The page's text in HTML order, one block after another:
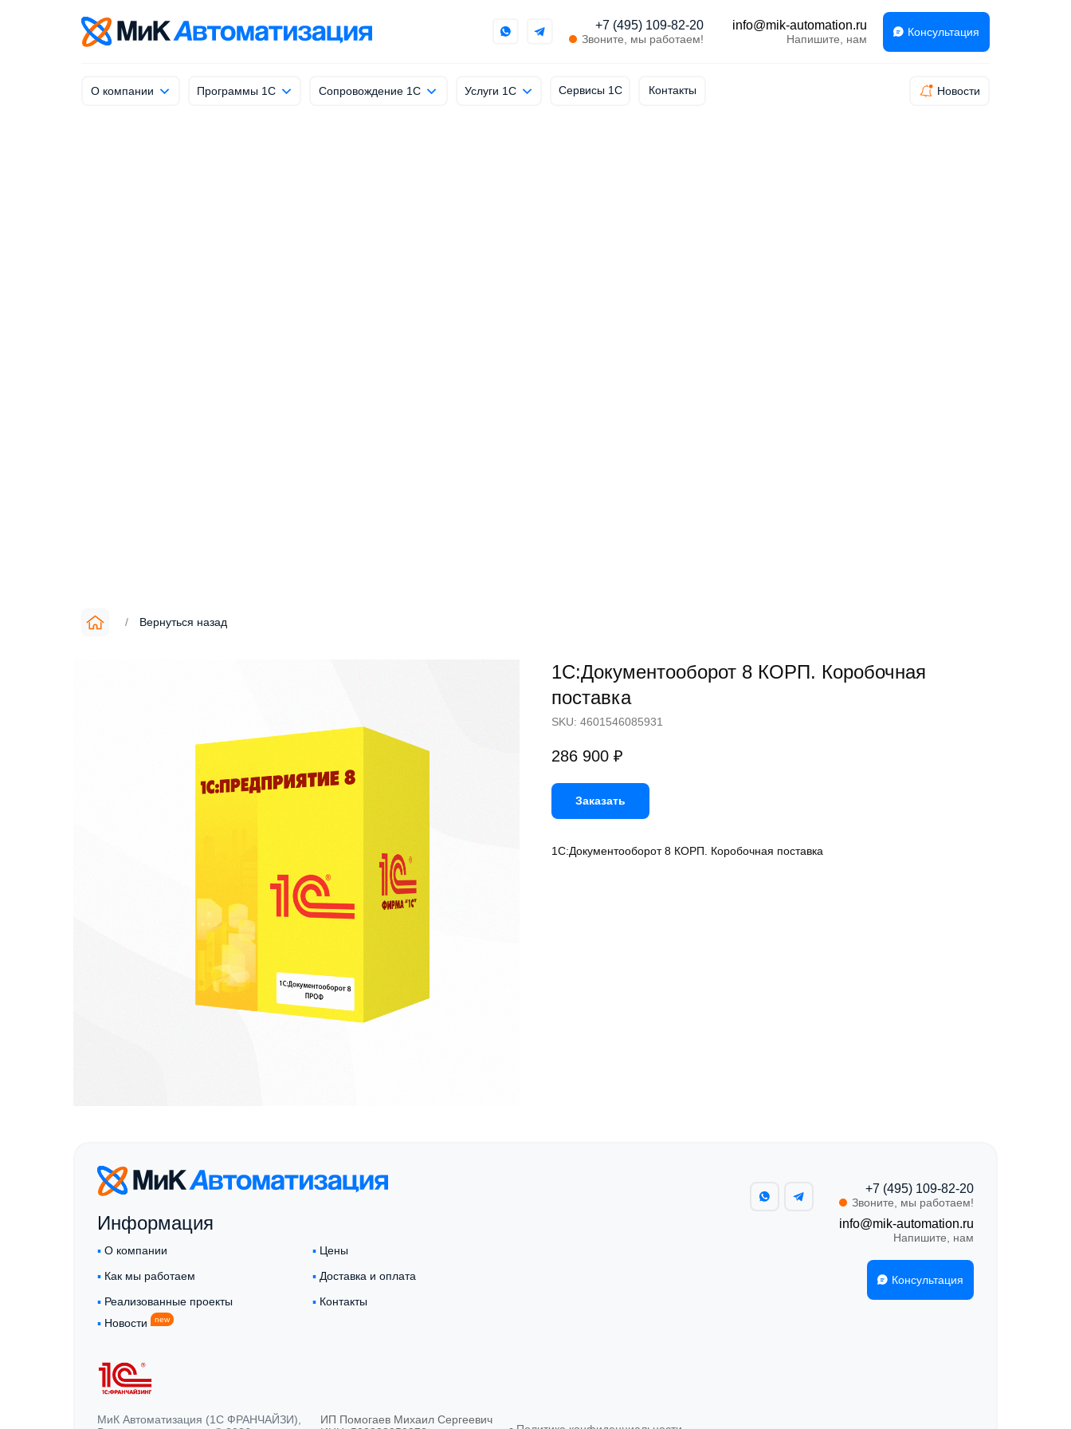
Консультация
+7 (495) 109-82-20
Звоните, мы работаем!
info@mik-automation.ru
Напишите, нам
О компании Программы 1С Сопровождение 1С Услуги 1С Сервисы 1С Контакты Новости
info@mik-automation.ru
Напишите, нам
/ Вернуться назад
1С:Документооборот 8 КОРП. Коробочная
поставка
SKU: 4601546085931
286 900 ₽
Заказать
1С:Документооборот 8 КОРП. Коробочная поставка
Консультация
+7 (495) 109-82-20
Звоните, мы работаем!
info@mik-automation.ru
Напишите, нам
Информация
▪︎ О компании
▪︎ Как мы работаем
▪︎ Новости new
▪︎ Цены
▪︎ Доставка и оплата
▪︎ Реализованные проекты
ИП Помогаев Михаил Сергеевич
МиК Автоматизация (1С ФРАНЧАЙЗИ),
▪︎ Контакты